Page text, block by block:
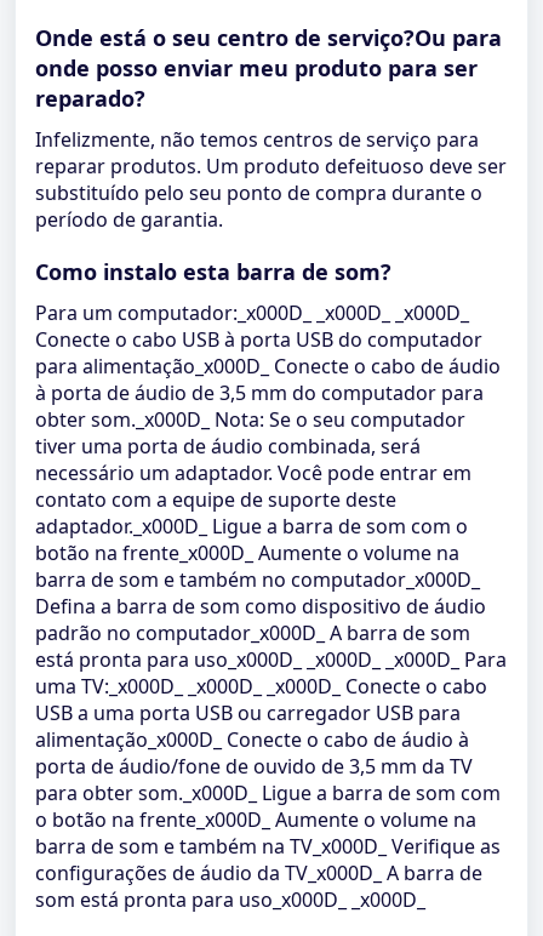
Onde está o seu centro de serviço?Ou para
onde posso enviar meu produto para ser
reparado?
Infelizmente, não temos centros de serviço para
reparar produtos. Um produto defeituoso deve ser
substituído pelo seu ponto de compra durante o
período de garantia.
Como instalo esta barra de som?
Para um computador:_x000D_ _x000D_ _x000D_
Conecte o cabo USB à porta USB do computador
para alimentação_x000D_ Conecte o cabo de áudio
à porta de áudio de 3,5 mm do computador para
obter som._x000D_ Nota: Se o seu computador
tiver uma porta de áudio combinada, será
necessário um adaptador. Você pode entrar em
contato com a equipe de suporte deste
adaptador._x000D_ Ligue a barra de som com o
botão na frente_x000D_ Aumente o volume na
barra de som e também no computador_x000D_
Defina a barra de som como dispositivo de áudio
padrão no computador_x000D_ A barra de som
está pronta para uso_x000D_ _x000D_ _x000D_ Para
uma TV:_x000D_ _x000D_ _x000D_ Conecte o cabo
USB a uma porta USB ou carregador USB para
alimentação_x000D_ Conecte o cabo de áudio à
porta de áudio/fone de ouvido de 3,5 mm da TV
para obter som._x000D_ Ligue a barra de som com
o botão na frente_x000D_ Aumente o volume na
barra de som e também na TV_x000D_ Verifique as
configurações de áudio da TV_x000D_ A barra de
som está pronta para uso_x000D_ _x000D_